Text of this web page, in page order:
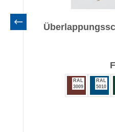
RAL
3009
RAL
5010